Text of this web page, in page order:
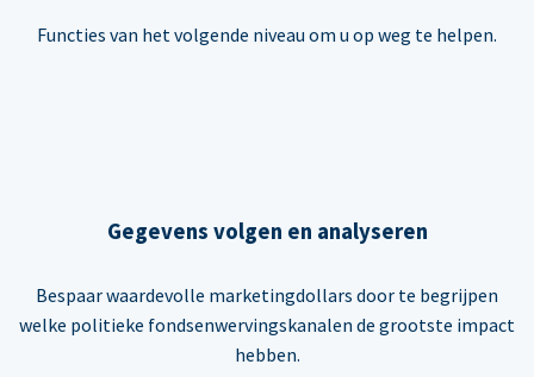
Functies van het volgende niveau om u op weg te helpen.
Gegevens volgen en analyseren
Bespaar waardevolle marketingdollars door te begrijpen
welke politieke fondsenwervingskanalen de grootste impact
hebben.